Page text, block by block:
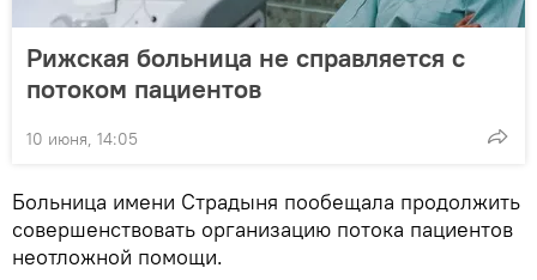
Рижская больница не справляется с
потоком пациентов
10 июня, 14:05
Больница имени Страдыня пообещала продолжить
совершенствовать организацию потока пациентов
неотложной помощи.